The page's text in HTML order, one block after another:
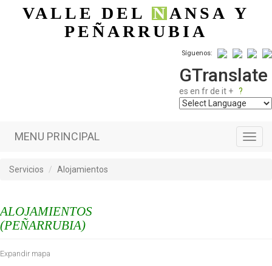
Pasar al contenido principal
VALLE DELNANSA Y
PEÑARRUBIA
Síguenos:
GTranslate
es en fr de it + ?
MENU PRINCIPAL
Servicios Alojamientos
ALOJAMIENTOS
(PEÑARRUBIA)
Expandir mapa